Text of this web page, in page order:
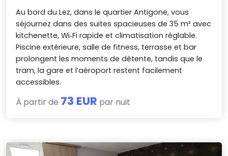
Au bord du Lez, dans le quartier Antigone, vous
séjournez dans des suites spacieuses de 35 m² avec
kitchenette, Wi‑Fi rapide et climatisation réglable.
Piscine extérieure, salle de fitness, terrasse et bar
prolongent les moments de détente, tandis que le
tram, la gare et l’aéroport restent facilement
accessibles.
À partir de 73 EUR par nuit